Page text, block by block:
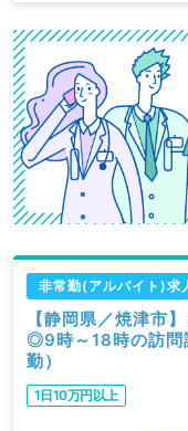
非常勤(アルバイト)求
【静岡県／焼津市
◎9時～18時の訪問
勤）
1日10万円以上